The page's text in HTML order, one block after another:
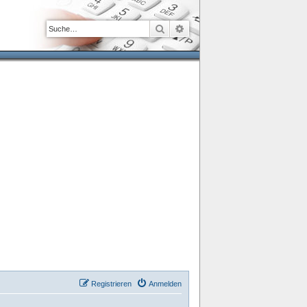
SucheErweiterte Suche
Anmelden
Registrieren